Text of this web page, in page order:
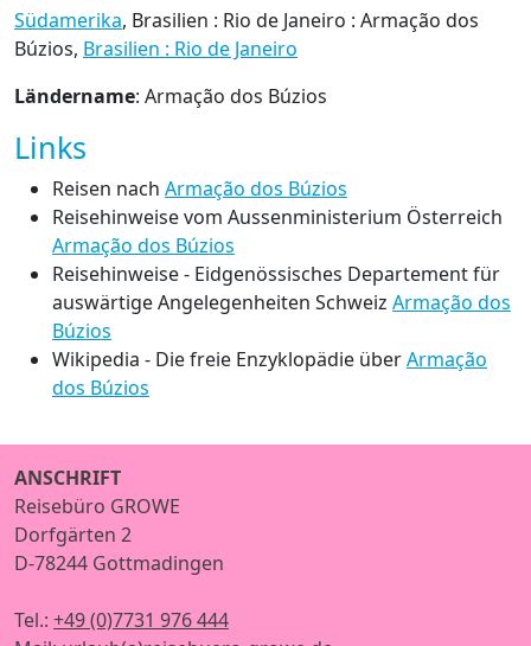
Südamerika, Brasilien : Rio de Janeiro : Armação dos
Búzios, Brasilien : Rio de Janeiro
Ländername: Armação dos Búzios
Links
Reisen nach Armação dos Búzios
Reisehinweise vom Aussenministerium Österreich
Armação dos Búzios
Reisehinweise - Eidgenössisches Departement für
auswärtige Angelegenheiten Schweiz Armação dos
Búzios
Wikipedia - Die freie Enzyklopädie überArmação
dos Búzios
ANSCHRIFT
Reisebüro GROWE
Dorfgärten 2
D-78244 Gottmadingen
Tel.: +49 (0)7731 976 444